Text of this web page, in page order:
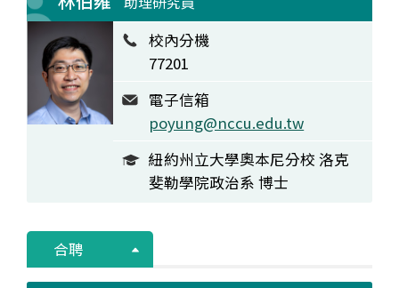
校內分機
77201
電子信箱
poyung@nccu.edu.tw
紐約州立大學奧本尼分校 洛克
斐勒學院政治系 博士
合聘